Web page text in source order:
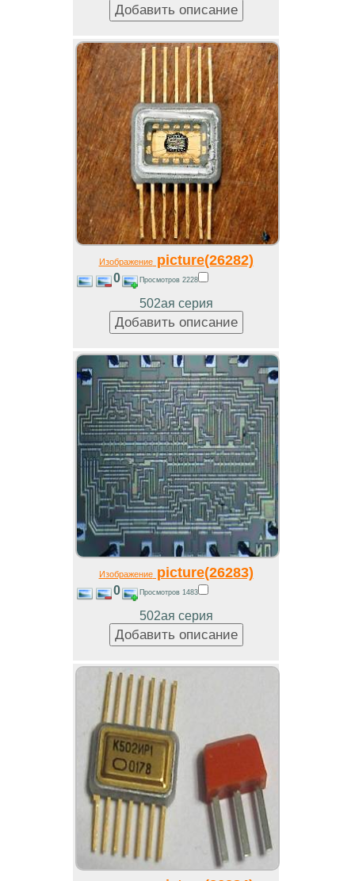
Изображениеpicture(26282)
0 Просмотров 2228
502ая серия
Изображениеpicture(26283)
0 Просмотров 1483
502ая серия